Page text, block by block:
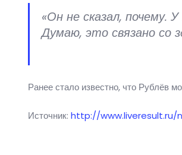
«Он не сказал, почему.
Думаю, это связано со
Ранее стало известно, что Рублёв
Источник: http://www.liveresult.ru/